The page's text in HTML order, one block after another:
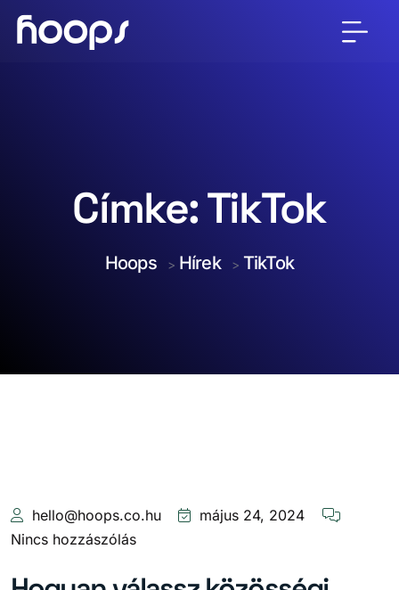
Címke:TikTok
Hoops > Hírek > TikTok
hello@hoops.co.hu
május 24, 2024
Nincs hozzászólás